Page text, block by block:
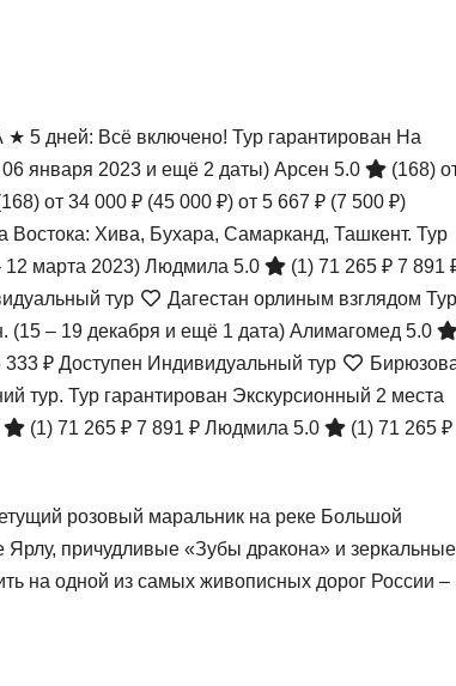
Всё включено! Тур гарантирован На
06 января 2023 и ещё 2 даты) Арсен 5.0 (168)
от 34 000 ₽ (45 000 ₽) от 5 667 ₽ (7 500 ₽)
Востока: Хива, Бухара, Самарканд, Ташкент. Тур
12 марта 2023) Людмила 5.0 (1) 71 265 ₽ 7 891
тур
Дагестан орлиным взглядом Тур
(15 – 19 декабря и ещё 1 дата) Алимагомед 5.0
333 ₽ Доступен Индивидуальный тур
тур. Тур гарантирован Экскурсионный 2 места
(1) 71 265 ₽ 7 891 ₽ Людмила 5.0 (1) 71 265 ₽
розовый маральник на реке Большой
причудливые «Зубы дракона» и зеркальные
на одной из самых живописных дорог России –